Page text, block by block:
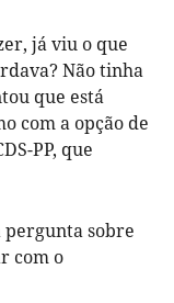
já viu o que
Não tinha
que está
com a opção de
PP, que
pergunta sobre
com o